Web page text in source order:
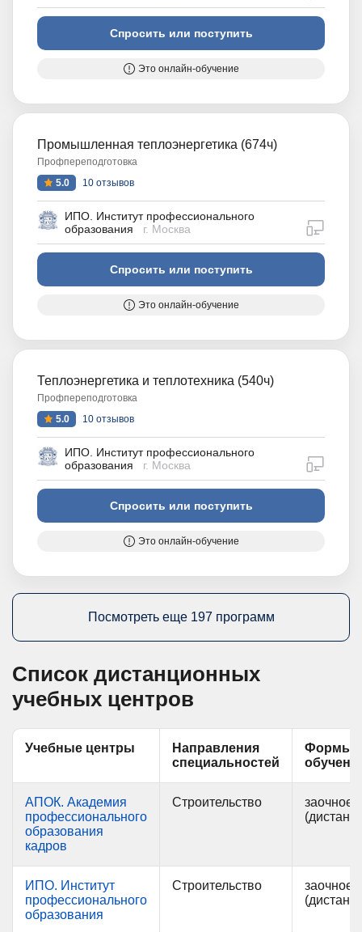
Спросить или поступить
Это онлайн-обучение
Промышленная теплоэнергетика (674ч)
Профпереподготовка
5.0
10 отзывов
ИПО. Институт профессионального
образования
г. Москва
Спросить или поступить
Это онлайн-обучение
Теплоэнергетика и теплотехника (540ч)
Профпереподготовка
5.0
10 отзывов
ИПО. Институт профессионального
образования
г. Москва
Спросить или поступить
Это онлайн-обучение
Посмотреть еще 197 программ
Список дистанционных
учебных центров
Учебные центры
Направления
специальностей
Формы
АПОК. Академия
профессионального
образования
кадров
Строительство
заочное
ИПО. Институт
профессионального
образования
Строительство
заочное